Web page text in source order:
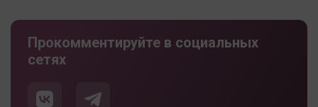
Прокомментируйте в социальных
сетях